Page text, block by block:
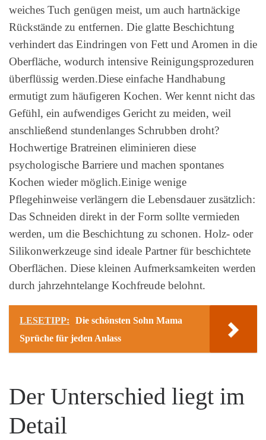
weiches Tuch genügen meist, um auch hartnäckige
Rückstände zu entfernen. Die glatte Beschichtung
verhindert das Eindringen von Fett und Aromen in die
Oberfläche, wodurch intensive Reinigungsprozeduren
überflüssig werden.Diese einfache Handhabung
ermutigt zum häufigeren Kochen. Wer kennt nicht das
Gefühl, ein aufwendiges Gericht zu meiden, weil
anschließend stundenlanges Schrubben droht?
Hochwertige Bratreinen eliminieren diese
psychologische Barriere und machen spontanes
Kochen wieder möglich.Einige wenige
Pflegehinweise verlängern die Lebensdauer zusätzlich:
Das Schneiden direkt in der Form sollte vermieden
werden, um die Beschichtung zu schonen. Holz- oder
Silikonwerkzeuge sind ideale Partner für beschichtete
Oberflächen. Diese kleinen Aufmerksamkeiten werden
durch jahrzehntelange Kochfreude belohnt.
LESETIPP:
Die schönsten Sohn Mama
Sprüche für jeden Anlass
Der Unterschied liegt im
Detail